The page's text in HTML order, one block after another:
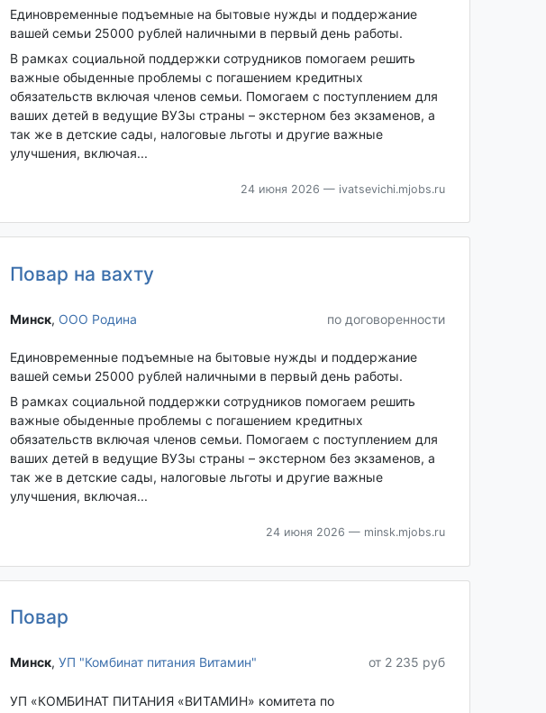
Единовременные подъемные на бытовые нужды и поддержание
вашей семьи 25000 рублей наличными в первый день работы.
В рамках социальной поддержки сотрудников помогаем решить
важные обыденные проблемы с погашением кредитных
обязательств включая членов семьи. Помогаем с поступлением для
ваших детей в ведущие ВУЗы страны – экстерном без экзаменов, а
так же в детские сады, налоговые льготы и другие важные
улучшения, включая...
24 июня 2026 — ivatsevichi.mjobs.ru
Повар на вахту
Минск‎, ООО Родина по договоренности
Единовременные подъемные на бытовые нужды и поддержание
вашей семьи 25000 рублей наличными в первый день работы.
В рамках социальной поддержки сотрудников помогаем решить
важные обыденные проблемы с погашением кредитных
обязательств включая членов семьи. Помогаем с поступлением для
ваших детей в ведущие ВУЗы страны – экстерном без экзаменов, а
так же в детские сады, налоговые льготы и другие важные
улучшения, включая...
24 июня 2026 — minsk.mjobs.ru
Повар
Минск‎, УП "Комбинат питания Витамин" от 2 235 руб
УП «КОМБИНАТ ПИТАНИЯ «ВИТАМИН» комитета по